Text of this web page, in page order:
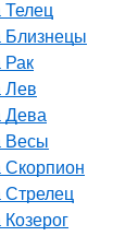
Близнецы
Рак
Лев
Дева
Весы